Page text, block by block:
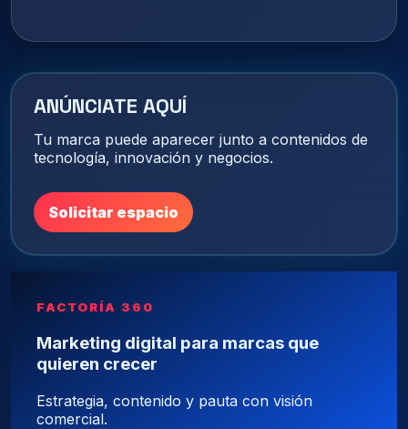
ANÚNCIATE AQUÍ
Tu marca puede aparecer junto a contenidos de
tecnología, innovación y negocios.
Solicitar espacio
FACTORÍA 360
Marketing digital para marcas que
quieren crecer
Estrategia, contenido y pauta con visión
comercial.